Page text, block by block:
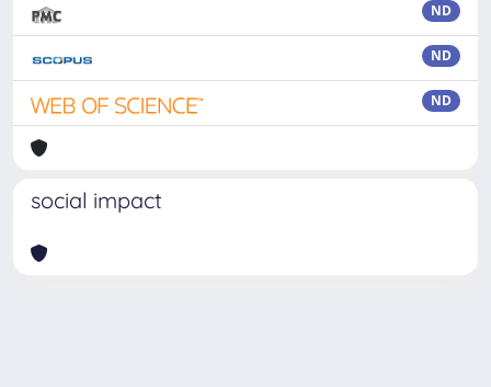
ND
ND
ND
social impact